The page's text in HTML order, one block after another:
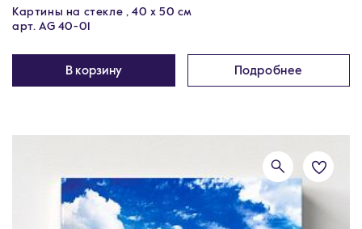
Картины на стекле , 40 х 50 см
арт. AG 40-01
В корзину Подробнее